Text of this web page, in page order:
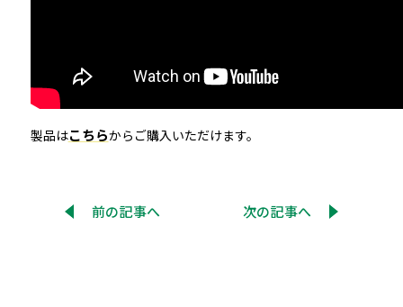
製品はこちらからご購入いただけます。
前の記事へ 次の記事へ